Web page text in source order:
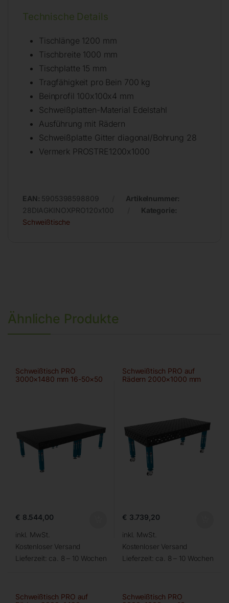
Technische Details
Tischlänge 1200 mm
Tischbreite 1000 mm
Tischplatte 15 mm
Tragfähigkeit pro Bein 700 kg
Beinprofil 100x100x4 mm
Schweißplatten-Material Edelstahl
Ausführung mit Rädern
Schweißplatte Gitter diagonal/Bohrung 28
Vermerk PROSTRE1200x1000
EAN: 5905398598809
Artikelnummer:
28DIAGKINOXPRO120x100
Kategorie:
Schweißtische
Ähnliche Produkte
Schweißtisch PRO
3000×1480 mm 16-50×50
€ 8.544,00
inkl. MwSt.
Kostenloser Versand
Lieferzeit: ca. 8 – 10 Wochen
Schweißtisch PRO auf
Rädern 2000×1000 mm
€ 3.739,20
inkl. MwSt.
Kostenloser Versand
Lieferzeit: ca. 8 – 10 Wochen
Schweißtisch PRO auf
Schweißtisch PRO